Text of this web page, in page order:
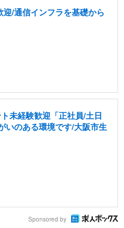
/通信インフラを基礎から
未経験歓迎「正社員/土日
いのある環境です/大阪市生
Sponsored by